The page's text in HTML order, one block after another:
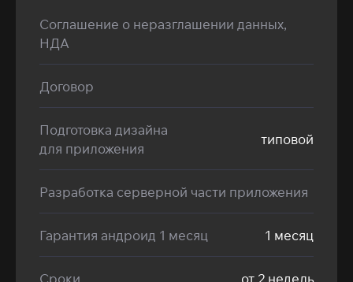
Соглашение о неразглашении данных,
НДА
Договор
Подготовка дизайна
для приложения
типовой
Разработка серверной части приложения
Гарантия андроид 1 месяц 1 месяц
Сроки от 2 недель